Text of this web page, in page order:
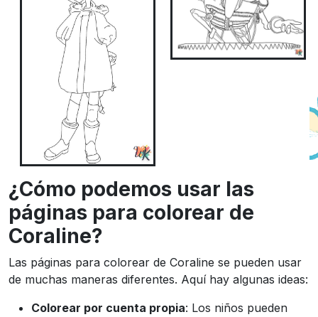
¿Cómo podemos usar las
páginas para colorear de
Coraline?
Las páginas para colorear de Coraline se pueden usar
de muchas maneras diferentes. Aquí hay algunas ideas:
Colorear por cuenta propia: Los niños pueden